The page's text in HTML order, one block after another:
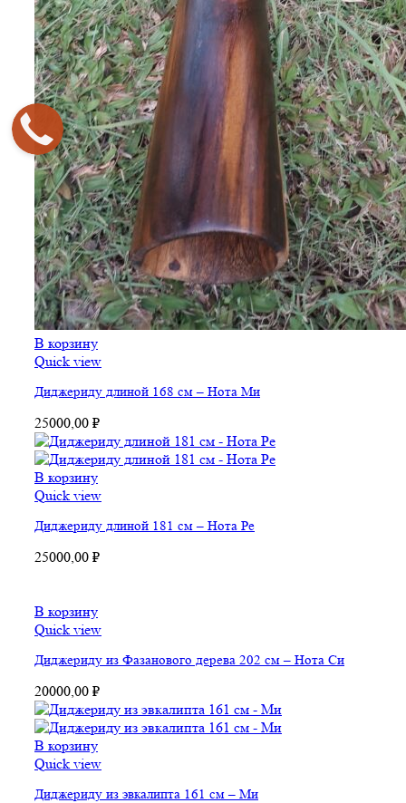
В корзину
Quick view
Диджериду длиной 168 см – Нота Ми
25000,00 ₽
В корзину
Quick view
Диджериду длиной 181 см – Нота Ре
25000,00 ₽
В корзину
Quick view
Диджериду из Фазанового дерева 202 см – Нота Си
20000,00 ₽
В корзину
Quick view
Диджериду из эвкалипта 161 см – Ми